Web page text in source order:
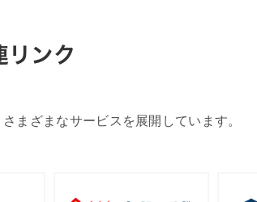
まざまなサービスを展開しています。